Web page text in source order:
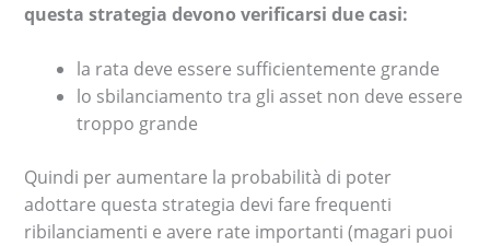
questa strategia devono verificarsi due casi:
la rata deve essere sufficientemente grande
lo sbilanciamento tra gli asset non deve essere
troppo grande
Quindi per aumentare la probabilità di poter
adottare questa strategia devi fare frequenti
ribilanciamenti e avere rate importanti (magari puoi